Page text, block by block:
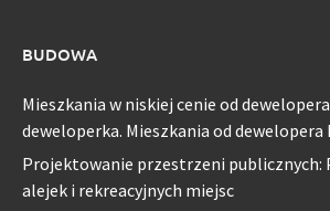
BUDOWA
Mieszkania w niskiej cenie od
deweloperka. Mieszkania od dewelopera
Projektowanie przestrzeni publicznych:
alejek i rekreacyjnych miejsc